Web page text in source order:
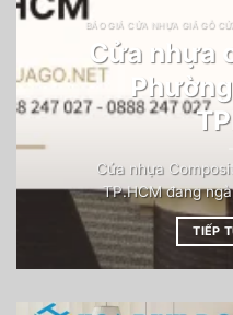
BÁO GIÁ CỬA NHỰA GIẢ GỖ
Cửa nhựa
Cửa nhựa
TP.HCM đang
TIẾP